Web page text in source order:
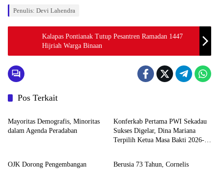
Penulis: Devi Lahendra
Kalapas Pontianak Tutup Pesantren Ramadan 1447
Hijriah Warga Binaan
Pos Terkait
Berita
Mayoritas Demografis, Minoritas
dalam Agenda Peradaban
Konferkab Pertama PWI Sekadau
Sukses Digelar, Dina Mariana
Terpilih Ketua Masa Bakti 2026-
OJK Dorong Pengembangan
Berita
Berusia 73 Tahun, Cornelis